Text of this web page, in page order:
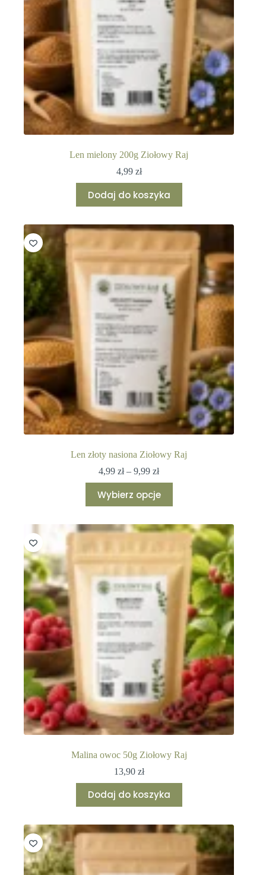
Len mielony 200g Ziołowy Raj
4,99 zł
Dodaj do koszyka
Len złoty nasiona Ziołowy Raj
4,99zł – 9,99złZakres
cen:
od
9,99 zł
Wybierz opcje
produkt
ma
wariantów.
na
stronie
produktu
Malina owoc 50g Ziołowy Raj
13,90 zł
Dodaj do koszyka